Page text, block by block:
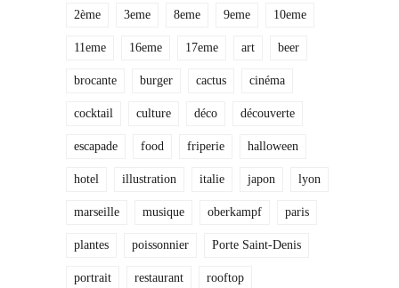
2ème 3eme 8eme 9eme 10eme
11eme 16eme 17eme art beer
brocante burger cactus cinéma
cocktail culture déco découverte
escapade food friperie halloween
hotel illustration italie japon lyon
marseille musique oberkampf paris
plantes poissonnier Porte Saint-Denis
portrait restaurant rooftop